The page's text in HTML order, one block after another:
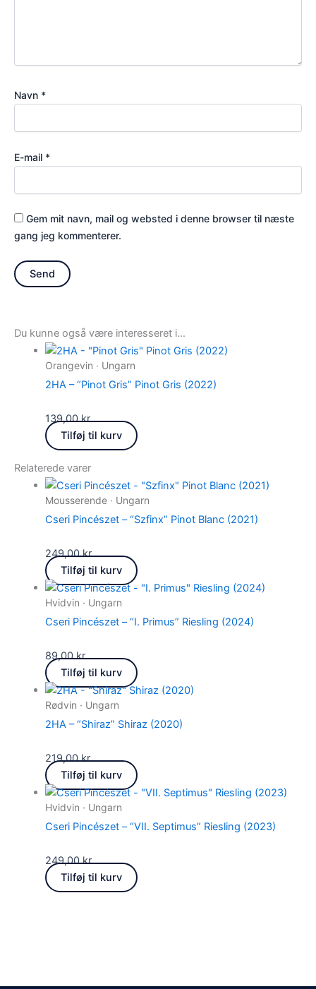
Navn *
E-mail *
Gem mit navn, mail og websted i denne browser til næste
gang jeg kommenterer.
Du kunne også være interesseret i…
Orangevin · Ungarn
2HA – “Pinot Gris” Pinot Gris (2022)
139,00kr.
Tilføj til kurv
Relaterede varer
Mousserende · Ungarn
Cseri Pincészet – “Szfinx” Pinot Blanc (2021)
249,00kr.
Tilføj til kurv
Hvidvin · Ungarn
Cseri Pincészet – “I. Primus” Riesling (2024)
89,00kr.
Tilføj til kurv
Rødvin · Ungarn
2HA – “Shiraz” Shiraz (2020)
219,00kr.
Tilføj til kurv
Hvidvin · Ungarn
Cseri Pincészet – “VII. Septimus” Riesling (2023)
249,00kr.
Tilføj til kurv